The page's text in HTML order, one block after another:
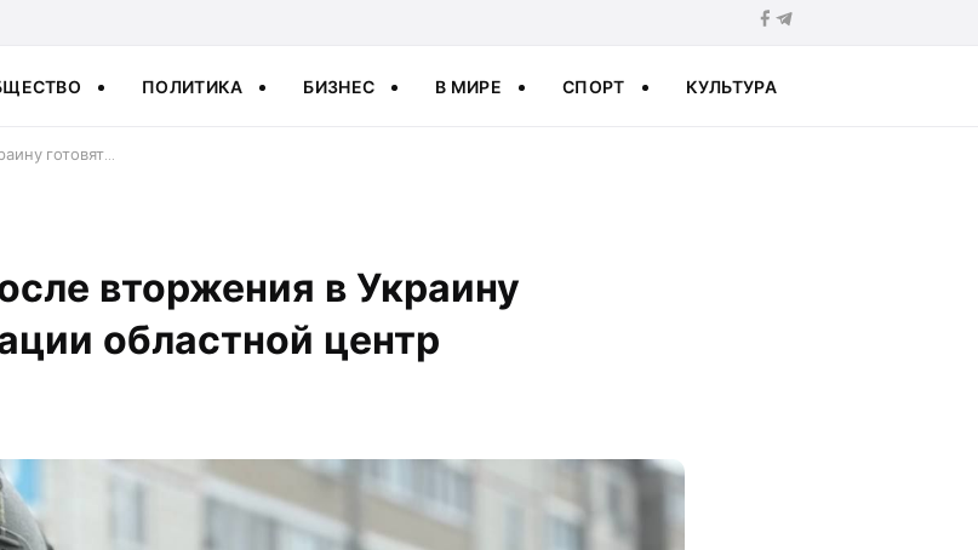
ПОЛИТИКА БИЗНЕС В МИРЕ СПОРТ КУЛЬТУРА
готовят…
вторжения в Украину
областной центр